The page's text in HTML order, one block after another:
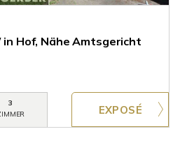
in Hof, Nähe Amtsgericht
3